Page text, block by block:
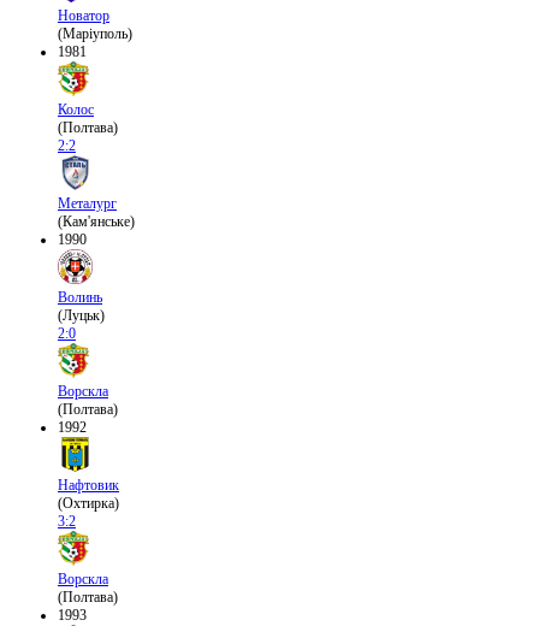
Новатор
(Маріуполь)
1981
Колос
(Полтава)
2:2
Металург
(Кам'янське)
1990
Волинь
(Луцьк)
2:0
Ворскла
(Полтава)
1992
Нафтовик
(Охтирка)
3:2
Ворскла
(Полтава)
1993